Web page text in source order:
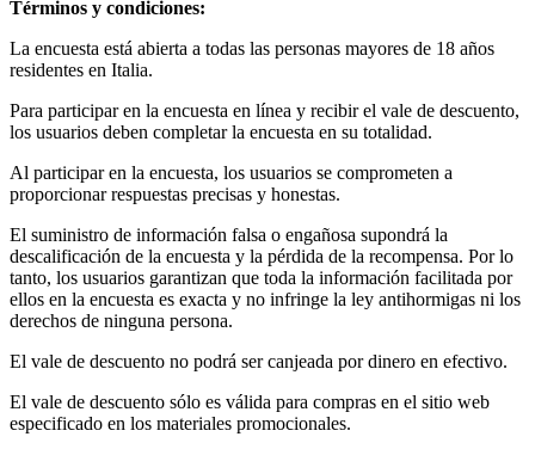
Términos y condiciones:
La encuesta está abierta a todas las personas mayores de 18 años
residentes en Italia.
Para participar en la encuesta en línea y recibir el vale de descuento,
los usuarios deben completar la encuesta en su totalidad.
Al participar en la encuesta, los usuarios se comprometen a
proporcionar respuestas precisas y honestas.
El suministro de información falsa o engañosa supondrá la
descalificación de la encuesta y la pérdida de la recompensa. Por lo
tanto, los usuarios garantizan que toda la información facilitada por
ellos en la encuesta es exacta y no infringe la ley antihormigas ni los
derechos de ninguna persona.
El vale de descuento no podrá ser canjeada por dinero en efectivo.
El vale de descuento sólo es válida para compras en el sitio web
especificado en los materiales promocionales.